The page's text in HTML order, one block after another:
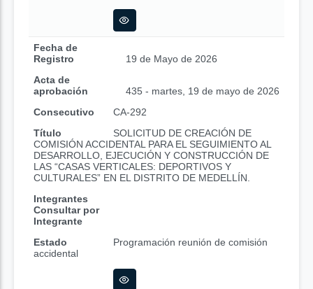
Fecha de
Registro
19 de Mayo de 2026
Acta de
aprobación
435 - martes, 19 de mayo de 2026
Consecutivo
CA-292
Título
SOLICITUD DE CREACIÓN DE
COMISIÓN ACCIDENTAL PARA EL SEGUIMIENTO AL
DESARROLLO, EJECUCIÓN Y CONSTRUCCIÓN DE
LAS “CASAS VERTICALES: DEPORTIVOS Y
CULTURALES” EN EL DISTRITO DE MEDELLÍN.
Integrantes
Consultar por
Integrante
Estado
Programación reunión de comisión
accidental